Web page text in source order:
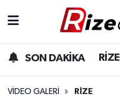
SON DAKİKA RİZE
VIDEO GALERI RIZE
Gündem
Rize Hava Durumu